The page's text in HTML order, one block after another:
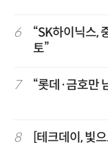
6
“SK하이닉스,
토”
7 “롯데·금호만
8
[테크데이, 빛